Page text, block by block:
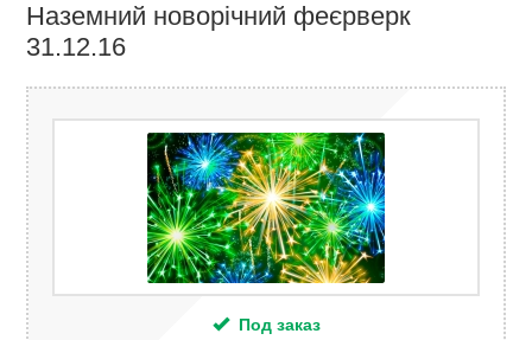
Наземний новорічний феєрверк
31.12.16
Под заказ